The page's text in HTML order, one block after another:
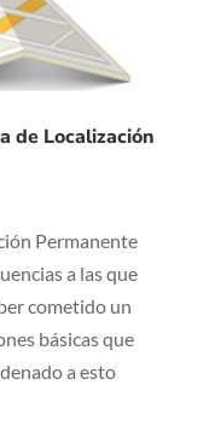
de Localización
Permanente
a las que
cometido un
básicas que
a esto